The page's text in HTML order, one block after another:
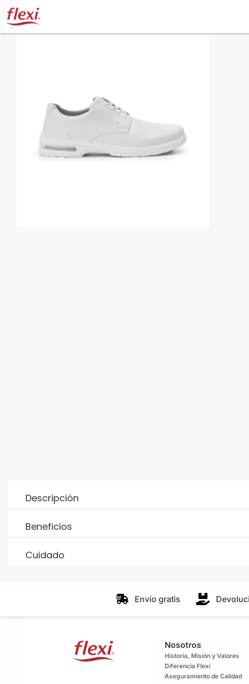
Descripción
Beneficios
Cuidado
Envío gratis
Nosotros
Historia, Misión y Valores
Diferencia Flexi
Aseguramiento de Calidad